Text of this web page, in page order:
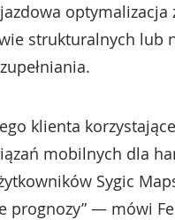
strukturalnych
klienta
mobilnych dla
Sygic
prognozy” — mówi